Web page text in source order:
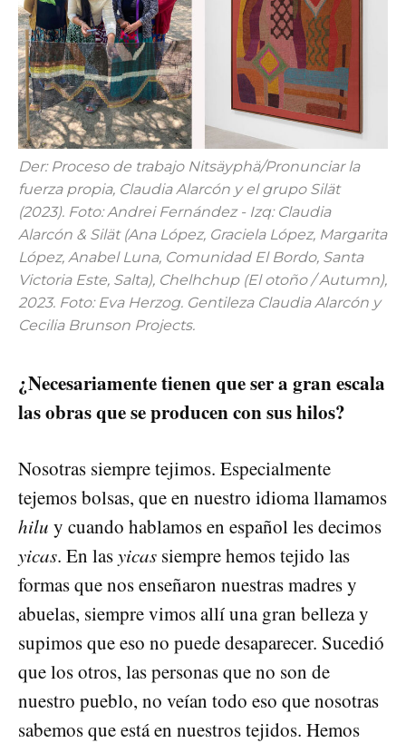
Der: Proceso de trabajo Nitsäyphä/Pronunciar la
fuerza propia, Claudia Alarcón y el grupo Silät
(2023). Foto: Andrei Fernández - Izq: Claudia
Alarcón & Silät (Ana López, Graciela López, Margarita
López, Anabel Luna, Comunidad El Bordo, Santa
Victoria Este, Salta), Chelhchup (El otoño / Autumn),
2023. Foto: Eva Herzog. Gentileza Claudia Alarcón y
Cecilia Brunson Projects.
¿Necesariamente tienen que ser a gran escala
las obras que se producen con sus hilos?
Nosotras siempre tejimos. Especialmente
tejemos bolsas, que en nuestro idioma llamamos
hilu y cuando hablamos en español les decimos
yicas. En lasyicas siempre hemos tejido las
formas que nos enseñaron nuestras madres y
abuelas, siempre vimos allí una gran belleza y
supimos que eso no puede desaparecer. Sucedió
que los otros, las personas que no son de
nuestro pueblo, no veían todo eso que nosotras
sabemos que está en nuestros tejidos. Hemos